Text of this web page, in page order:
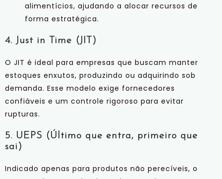
alimentícios, ajudando a alocar recursos de
forma estratégica.
4. Just in Time (JIT)
O JIT é ideal para empresas que buscam manter
estoques enxutos, produzindo ou adquirindo sob
demanda. Esse modelo exige fornecedores
confiáveis e um controle rigoroso para evitar
rupturas.
5. UEPS (Último que entra, primeiro que
sai)
Indicado apenas para produtos não perecíveis, o